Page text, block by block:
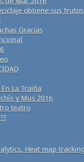
obtiene sus frutos
Gracias
La Traiña
y Mus 2016
teatro